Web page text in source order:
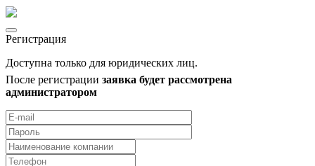
Регистрация
Доступна только для юридических лиц.
После регистрации заявка будет рассмотрена
администратором